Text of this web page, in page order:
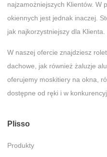
najzamożniejszych Klientów. W
okiennych jest jednak inaczej.
jak najkorzystniejszy dla Klienta.
W naszej ofercie znajdziesz
dachowe, jak również żaluzje
oferujemy moskitiery na okna,
dostępne od ręki i w
Plisso
Produkty